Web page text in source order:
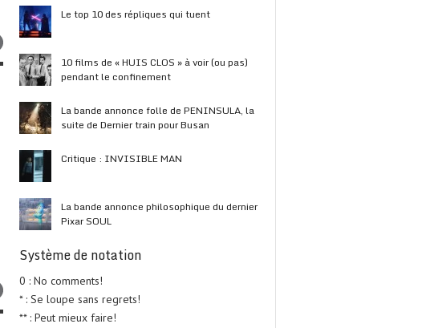
Le top 10 des répliques qui tuent
10 films de « HUIS CLOS » à voir (ou pas)
pendant le confinement
La bande annonce folle de PENINSULA, la
suite de Dernier train pour Busan
Critique : INVISIBLE MAN
La bande annonce philosophique du dernier
Pixar SOUL
Système de notation
0 : No comments!
* : Se loupe sans regrets!
** : Peut mieux faire!